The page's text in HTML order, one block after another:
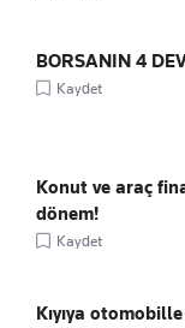
BORSANIN 4
Kaydet
Konut ve araç
dönem!
Kaydet
Kıyıya